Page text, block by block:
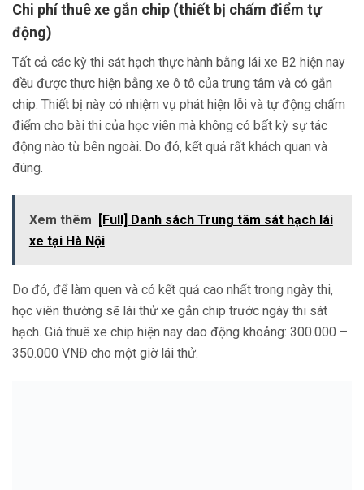
Chi phí thuê xe gắn chip (thiết bị chấm điểm tự
động)
Tất cả các kỳ thi sát hạch thực hành bằng lái xe B2 hiện nay
đều được thực hiện bằng xe ô tô của trung tâm và có gắn
chip. Thiết bị này có nhiệm vụ phát hiện lỗi và tự động chấm
điểm cho bài thi của học viên mà không có bất kỳ sự tác
động nào từ bên ngoài. Do đó, kết quả rất khách quan và
đúng.
Xem thêm
[Full] Danh sách Trung tâm sát hạch lái
xe tại Hà Nội
Do đó, để làm quen và có kết quả cao nhất trong ngày thi,
học viên thường sẽ lái thử xe gắn chip trước ngày thi sát
hạch. Giá thuê xe chip hiện nay dao động khoảng: 300.000 –
350.000 VNĐ cho một giờ lái thử.